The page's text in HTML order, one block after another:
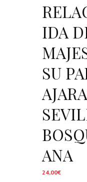
IDA
SU
ANA
24,00€